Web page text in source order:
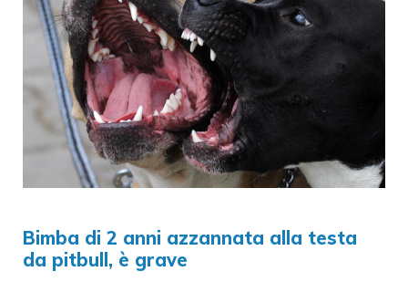
Bimba di 2 anni azzannata alla testa
da pitbull, è grave